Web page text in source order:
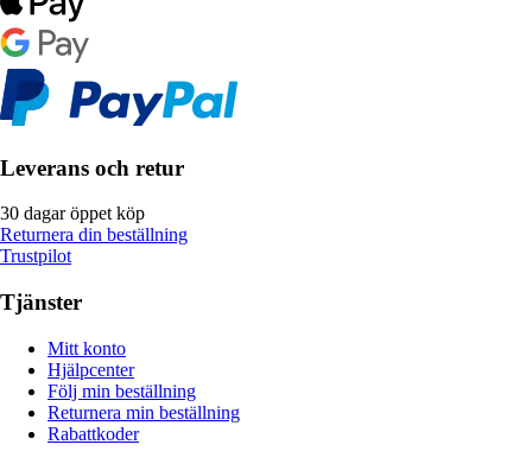
Leverans och retur
30 dagar öppet köp
Returnera din beställning
Trustpilot
Tjänster
Mitt konto
Hjälpcenter
Följ min beställning
Returnera min beställning
Rabattkoder